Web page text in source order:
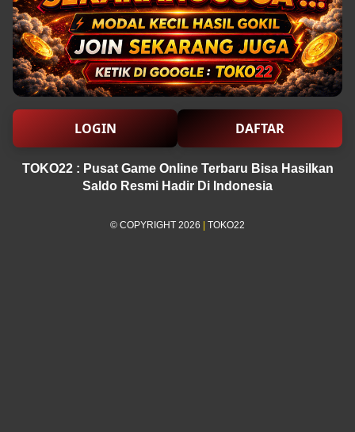
LOGIN DAFTAR
TOKO22 : Pusat Game Online Terbaru Bisa Hasilkan
Saldo Resmi Hadir Di Indonesia
© COPYRIGHT 2026 | TOKO22